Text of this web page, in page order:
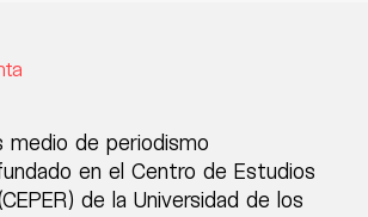
medio de periodismo
en el Centro de Estudios
de la Universidad de los